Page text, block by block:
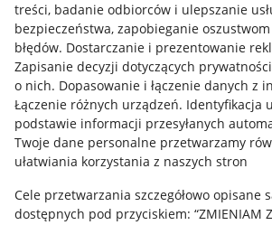
treści, badanie odbiorców i ulepszanie
bezpieczeństwa, zapobieganie
błędów. Dostarczanie i prezentowanie
Zapisanie decyzji dotyczących
o nich. Dopasowanie i łączenie danych z
Łączenie różnych urządzeń. Identyfikacja
podstawie informacji przesyłanych
Twoje dane personalne przetwarzamy
ułatwiania korzystania z naszych stron
Cele przetwarzania szczegółowo opisane
dostępnych pod przyciskiem: “ZMIENIAM
Mapa miejscowości
Informacje prawne
Regulamin
Polityka plików "cookies"
Ustawienia plików "cookies"
Udostępnianie lokalizacji